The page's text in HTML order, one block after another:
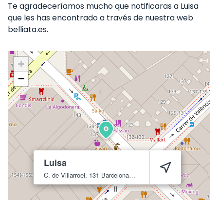
Te agradeceríamos mucho que notificaras a Luisa
que les has encontrado a través de nuestra web
belliata.es.
Luisa
C. de Villarroel, 131 Barcelona 8036
+
−